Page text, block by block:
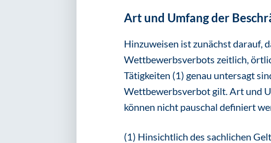
Art und Umfang der
Hinzuweisen ist zunächst darauf,
Wettbewerbsverbots zeitlich,
Tätigkeiten (1) genau untersagt
Wettbewerbsverbot gilt. Art und
können nicht pauschal definiert
(1) Hinsichtlich des sachlichen